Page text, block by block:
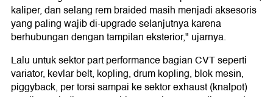
kaliper, dan selang rem braided masih menjadi aksesoris
yang paling wajib di-upgrade selanjutnya karena
berhubungan dengan tampilan eksterior," ujarnya.
Lalu untuk sektor part performance bagian CVT seperti
variator, kevlar belt, kopling, drum kopling, blok mesin,
piggyback, per torsi sampai ke sektor exhaust (knalpot)